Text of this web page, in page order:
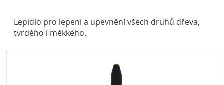
Lepidlo pro lepení a upevnění všech druhů dřeva,
tvrdého i měkkého.